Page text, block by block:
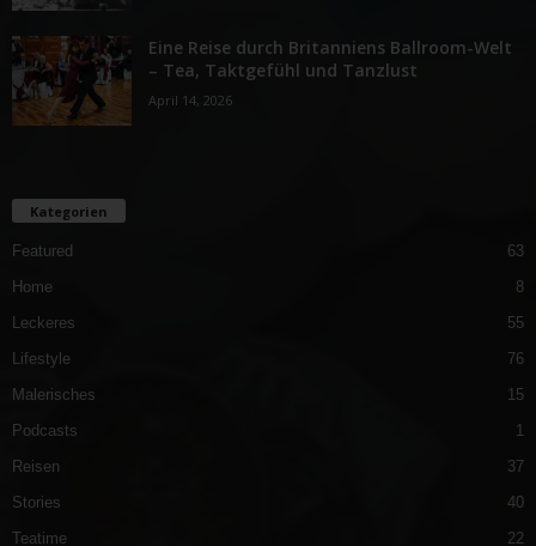
Eine Reise durch Britanniens Ballroom-Welt
– Tea, Taktgefühl und Tanzlust
April 14, 2026
Kategorien
Featured
63
Home
8
Leckeres
55
Lifestyle
76
Malerisches
15
Podcasts
1
Reisen
37
Stories
40
Teatime
22